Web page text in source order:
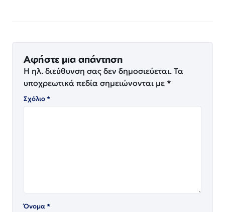
Αφήστε μια απάντηση
Η ηλ. διεύθυνση σας δεν δημοσιεύεται. Τα
υποχρεωτικά πεδία σημειώνονται με *
Σχόλιο*
Όνομα*